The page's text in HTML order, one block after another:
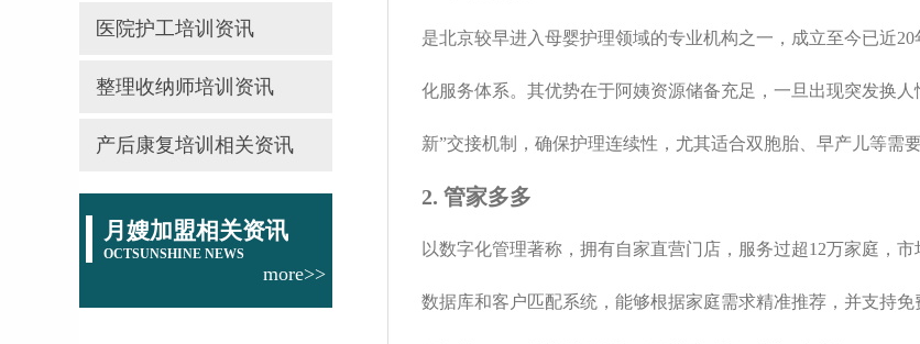
医院护工培训资讯
整理收纳师培训资讯
产后康复培训相关资讯
月嫂加盟相关资讯
OCTSUNSHINE NEWS
more>>
是北京较早进入母婴护理领域的专业机构之一，成立至今已近
化服务体系。其优势在于阿姨资源储备充足，一旦出现突发换
新”交接机制，确保护理连续性，尤其适合双胞胎、早产儿等需
2. 管家多多
以数字化管理著称，拥有自家直营门店，服务过超12万家庭，
数据库和客户匹配系统，能够根据家庭需求精准推荐，并支持